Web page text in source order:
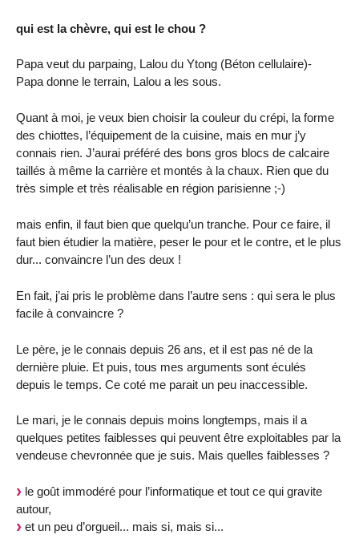
qui est la chèvre, qui est le chou ?
Papa veut du parpaing, Lalou du Ytong (Béton cellulaire)-
Papa donne le terrain, Lalou a les sous.
Quant à moi, je veux bien choisir la couleur du crépi, la forme
des chiottes, l’équipement de la cuisine, mais en mur j’y
connais rien. J’aurai préféré des bons gros blocs de calcaire
taillés à même la carrière et montés à la chaux. Rien que du
très simple et très réalisable en région parisienne ;-)
mais enfin, il faut bien que quelqu’un tranche. Pour ce faire, il
faut bien étudier la matière, peser le pour et le contre, et le plus
dur... convaincre l’un des deux !
En fait, j’ai pris le problème dans l’autre sens : qui sera le plus
facile à convaincre ?
Le père, je le connais depuis 26 ans, et il est pas né de la
dernière pluie. Et puis, tous mes arguments sont éculés
depuis le temps. Ce coté me parait un peu inaccessible.
Le mari, je le connais depuis moins longtemps, mais il a
quelques petites faiblesses qui peuvent être exploitables par la
vendeuse chevronnée que je suis. Mais quelles faiblesses ?
le goût immodéré pour l’informatique et tout ce qui gravite
autour,
et un peu d’orgueil... mais si, mais si...